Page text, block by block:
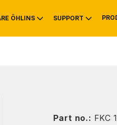
MOUNTAIN BIKE
ÖHLINS
HISTORY
SUPPORT
SERVICE INFO &
Part no.: FKC